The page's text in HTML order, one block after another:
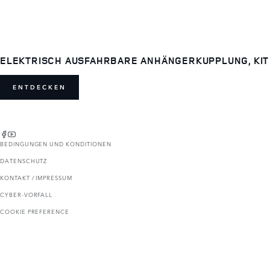
ELEKTRISCH AUSFAHRBARE ANHÄNGERKUPPLUNG, KIT
ENTDECKEN
BEDINGUNGEN UND KONDITIONEN
DATENSCHUTZ
KONTAKT / IMPRESSUM
CYBER-VORFALL
COOKIE PREFERENCE